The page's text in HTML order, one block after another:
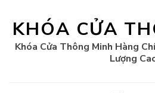
KHÓA CỬA
Khóa Cửa Thông Minh Hàng
Lượng